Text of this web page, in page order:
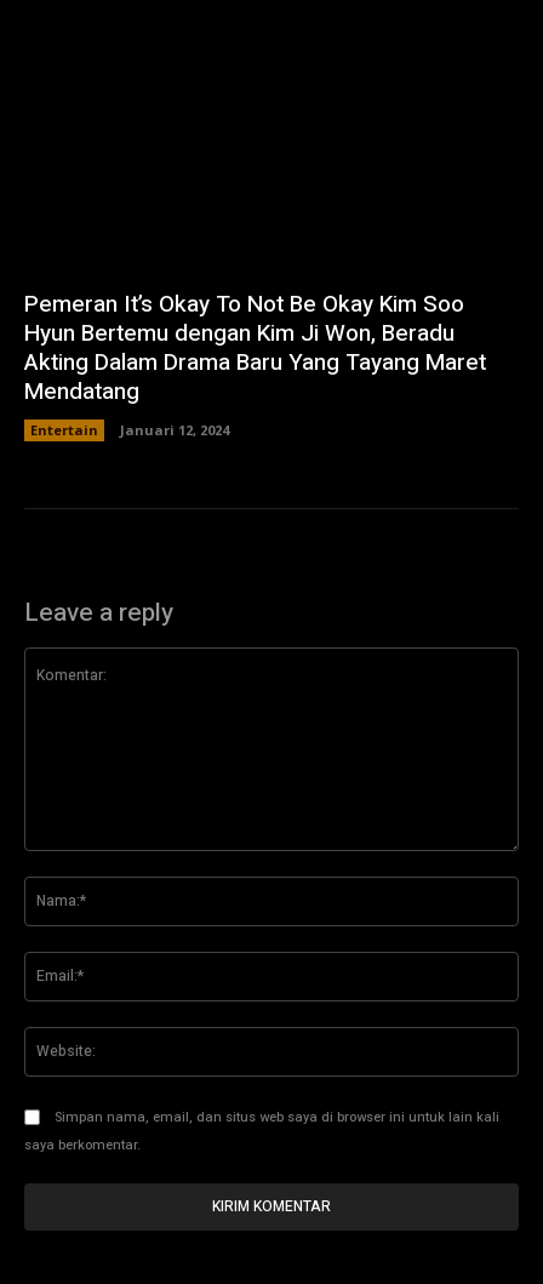
Pemeran It’s Okay To Not Be Okay Kim Soo
Hyun Bertemu dengan Kim Ji Won, Beradu
Akting Dalam Drama Baru Yang Tayang Maret
Mendatang
Entertain Januari 12, 2024
Leave a reply
Simpan nama, email, dan situs web saya di browser ini untuk lain kali
saya berkomentar.